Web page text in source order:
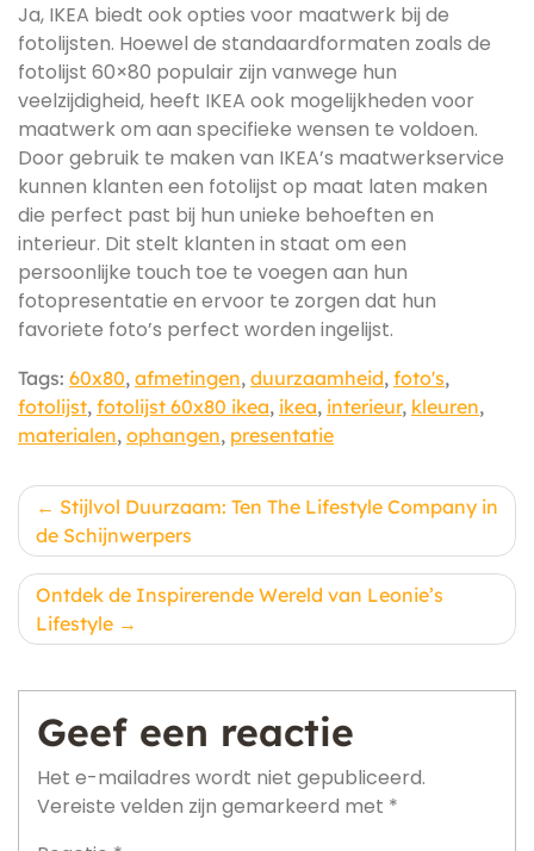
Ja, IKEA biedt ook opties voor maatwerk bij de
fotolijsten. Hoewel de standaardformaten zoals de
fotolijst 60×80 populair zijn vanwege hun
veelzijdigheid, heeft IKEA ook mogelijkheden voor
maatwerk om aan specifieke wensen te voldoen.
Door gebruik te maken van IKEA’s maatwerkservice
kunnen klanten een fotolijst op maat laten maken
die perfect past bij hun unieke behoeften en
interieur. Dit stelt klanten in staat om een
persoonlijke touch toe te voegen aan hun
fotopresentatie en ervoor te zorgen dat hun
favoriete foto’s perfect worden ingelijst.
Tags: 60x80, afmetingen, duurzaamheid, foto's,
fotolijst, fotolijst 60x80 ikea, ikea, interieur, kleuren,
materialen, ophangen, presentatie
Berichtnavigatie
Stijlvol Duurzaam: Ten The Lifestyle Company in
de Schijnwerpers
Ontdek de Inspirerende Wereld van Leonie’s
Lifestyle
Geef een reactie
Het e-mailadres wordt niet gepubliceerd.
Vereiste velden zijn gemarkeerd met *